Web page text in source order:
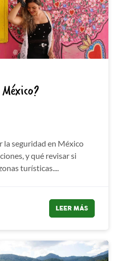
la seguridad en México
y qué revisar si
turísticas....
LEER MÁS